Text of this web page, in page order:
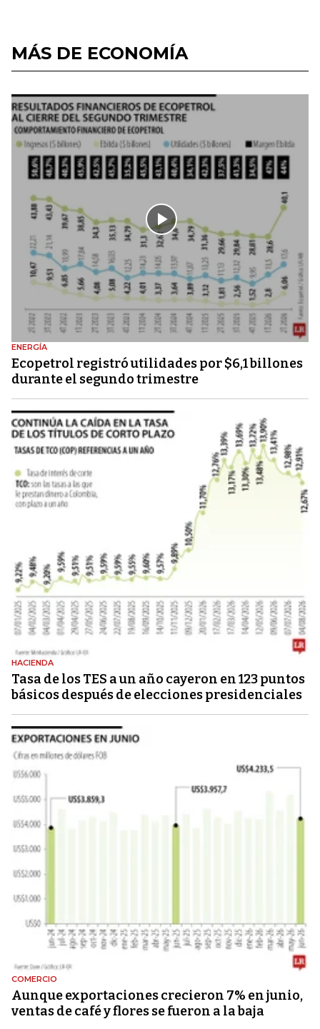
MÁS DE ECONOMÍA
ENERGÍA
Ecopetrol registró utilidades por $6,1 billones
durante el segundo trimestre
HACIENDA
Tasa de los TES a un año cayeron en 123 puntos
básicos después de elecciones presidenciales
COMERCIO
Aunque exportaciones crecieron 7% en junio,
ventas de café y flores se fueron a la baja